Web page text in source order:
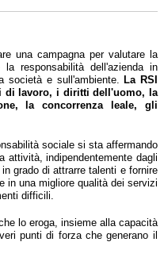
una campagna per valutare la
responsabilità dell'azienda in
società e sull'ambiente. La RSI
di lavoro, i diritti dell'uomo, la
la concorrenza leale, gli
sociale si sta affermando
attività, indipendentemente dagli
grado di attrarre talenti e fornire
in una migliore qualità dei servizi
difficili.
lo eroga, insieme alla capacità
punti di forza che generano il